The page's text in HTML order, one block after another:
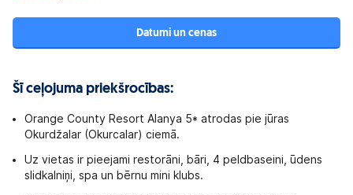
Datumi un cenas
Šī ceļojuma priekšrocības:
Orange County Resort Alanya 5* atrodas pie jūras
Okurdžalar (Okurcalar) ciemā.
Uz vietas ir pieejami restorāni, bāri, 4 peldbaseini, ūdens
slidkalniņi, spa un bērnu mini klubs.